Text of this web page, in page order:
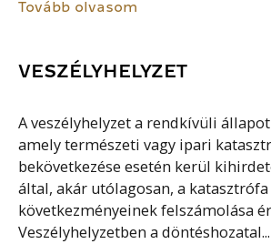
Tovább olvasom
VESZÉLYHELYZET
A veszélyhelyzet a rendkívüli
amely természeti vagy ipari
bekövetkezése esetén kerül
által, akár utólagosan, a katasztrófa
következményeinek felszámolása
Veszélyhelyzetben a döntéshozatal...